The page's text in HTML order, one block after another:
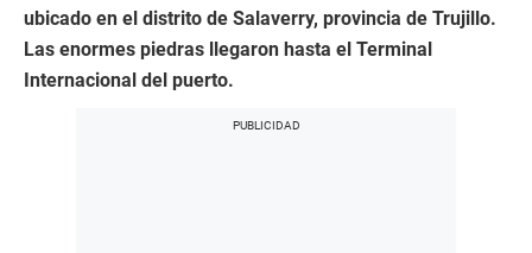
ubicado en el distrito de Salaverry, provincia de Trujillo.
Las enormes piedras llegaron hasta el Terminal
Internacional del puerto.